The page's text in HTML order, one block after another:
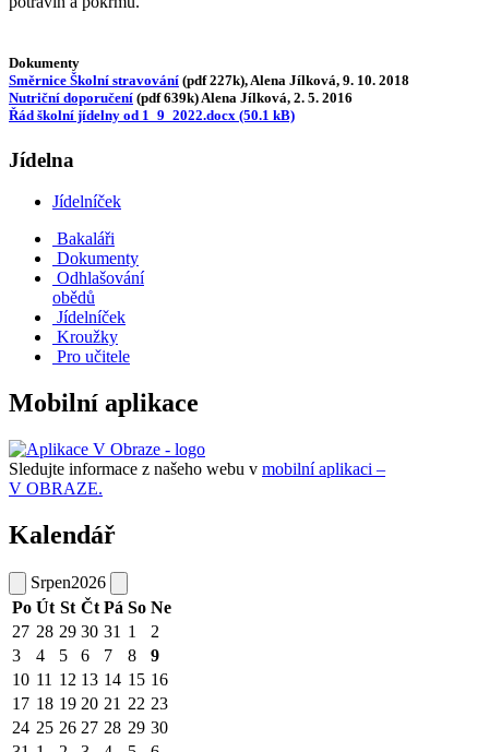
Dokumenty
Směrnice Školní stravování (pdf 227k), Alena Jílková, 9. 10. 2018
Nutriční doporučení (pdf 639k) Alena Jílková, 2. 5. 2016
Řád školní jídelny od 1_9_2022.docx (50.1 kB)
Jídelna
Jídelníček
Bakaláři
Dokumenty
Odhlašování
obědů
Jídelníček
Kroužky
Pro učitele
Mobilní aplikace
Sledujte informace z našeho webu v mobilní aplikaci –
V OBRAZE.
Kalendář
Srpen2026
Po Út St Čt Pá So Ne
27 28 29 30 31 1
2
3
4 5 6 7 8
9
10 11 12 13 14 15 16
17 18 19 20 21 22 23
24 25 26 27 28 29 30